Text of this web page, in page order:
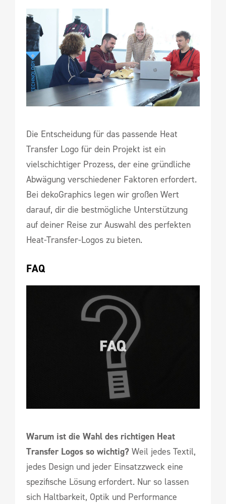
Die Entscheidung für das passende Heat
Transfer Logo für dein Projekt ist ein
vielschichtiger Prozess, der eine gründliche
Abwägung verschiedener Faktoren erfordert.
Bei dekoGraphics legen wir großen Wert
darauf, dir die bestmögliche Unterstützung
auf deiner Reise zur Auswahl des perfekten
Heat-Transfer-Logos zu bieten.
FAQ
Warum ist die Wahl des richtigen Heat
Transfer Logos so wichtig? Weil jedes Textil,
jedes Design und jeder Einsatzzweck eine
spezifische Lösung erfordert. Nur so lassen
sich Haltbarkeit, Optik und Performance